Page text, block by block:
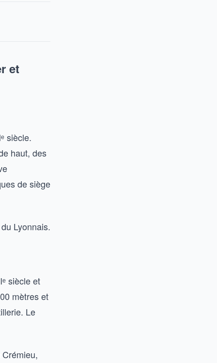
et
siècle.
haut, des
de siège
Lyonnais.
siècle et
mètres et
Le